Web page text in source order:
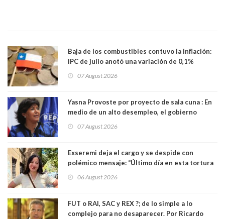
Baja de los combustibles contuvo la inflación:
IPC de julio anotó una variación de 0,1%
07 August 2026
Yasna Provoste por proyecto de sala cuna : En
medio de un alto desempleo, el gobierno
07 August 2026
Exseremi deja el cargo y se despide con
polémico mensaje: “Último día en esta tortura
06 August 2026
FUT o RAI, SAC y REX ?; de lo simple a lo
complejo para no desaparecer. Por Ricardo